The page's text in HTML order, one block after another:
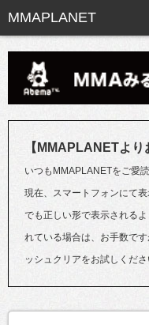
【MMAPLANETより
いつもMMAPLANETをご愛
現在、スマートフォンにて
でも正しい形で表示される
れている場合は、お手数で
ッシュクリアをお試しくださ